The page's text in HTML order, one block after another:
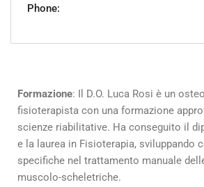
Phone:
Formazione: Il D.O. Luca Rosi è un
fisioterapista con una formazione
scienze riabilitative. Ha conseguito il
e la laurea in Fisioterapia, sviluppando
specifiche nel trattamento manuale
muscolo-scheletriche.